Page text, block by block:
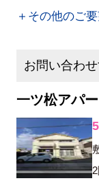
＋その他のご
お問い合わ
一ツ松アパ